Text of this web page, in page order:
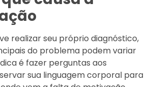
realizar seu próprio diagnóstico,
do problema podem variar
é fazer perguntas aos
sua linguagem corporal para